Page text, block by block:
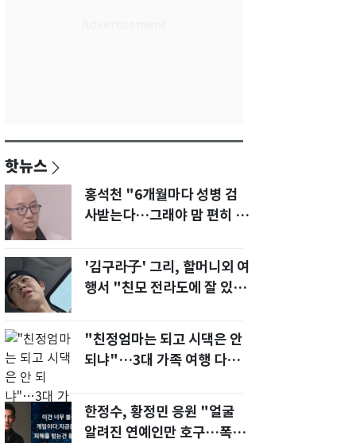
핫뉴스
홍석천 "6개월마다 성병 검
사받는다…그래야 맘 편히 성
'김구라子' 그리, 할머니외 여
행서 "친모 전라도에 잘 있
"친정엄마는 되고 시댁은 안
되냐"…3대 가족 여행 다녀
한정수, 황정민 응원 "얼굴
알려진 연예인만 호구…폭로